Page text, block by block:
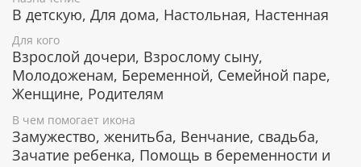
дерева
Рамка покрыта слоем чистого серебра 925 пробы и
позолотой. С помощью современных технологий
изделию придается особая рельефность и
выразительность. Икона изготовлена из
металлической пластины Miro Silver, нижний слой
которой состоит из алюминия, а верхний - из
серебра. Отдельные элементы покрыты позолотой.
В детскую, Для дома, Настольная, Настенная
Для кого
Взрослой дочери, Взрослому сыну,
Молодоженам, Беременной, Семейной паре,
Женщине, Родителям
В чем помогает икона
Замужество, женитьба, Венчание, свадьба,
Зачатие ребенка, Помощь в беременности и